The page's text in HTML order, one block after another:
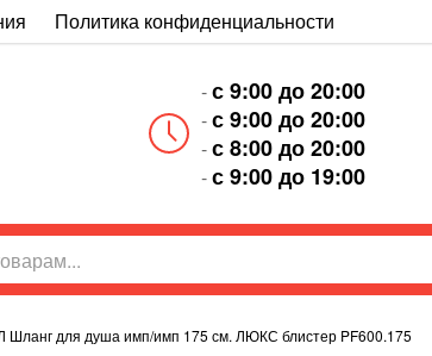
Политика конфиденциальности
-с 9:00 до 20:00
-с 9:00 до 20:00
-с 8:00 до 20:00
-с 9:00 до 19:00
Шланг для душа имп/имп 175 см. ЛЮКС блистер PF600.175